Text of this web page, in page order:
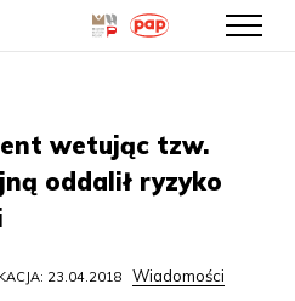
treściwetując tzw.
oddalił ryzyko
23.04.2018 Wiadomości